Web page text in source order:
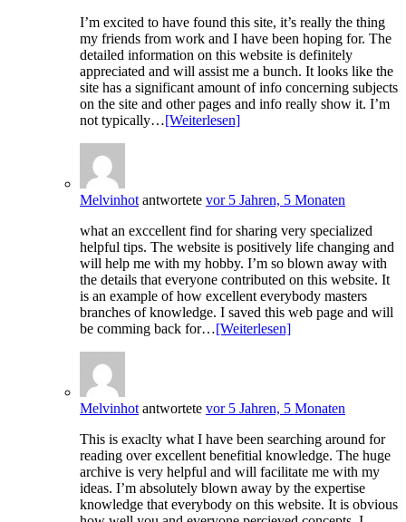
I’m excited to have found this site, it’s really the thing
my friends from work and I have been hoping for. The
detailed information on this website is definitely
appreciated and will assist me a bunch. It looks like the
site has a significant amount of info concerning subjects
on the site and other pages and info really show it. I’m
not typically…[Weiterlesen]
Melvinhot antwortete vor 5 Jahren, 5 Monaten
what an exccellent find for sharing very specialized
helpful tips. The website is positively life changing and
will help me with my hobby. I’m so blown away with
the details that everyone contributed on this website. It
is an example of how excellent everybody masters
branches of knowledge. I saved this web page and will
be comming back for…[Weiterlesen]
Melvinhot antwortete vor 5 Jahren, 5 Monaten
This is exaclty what I have been searching around for
reading over excellent benefitial knowledge. The huge
archive is very helpful and will facilitate me with my
ideas. I’m absolutely blown away by the expertise
knowledge that everybody on this website. It is obvious